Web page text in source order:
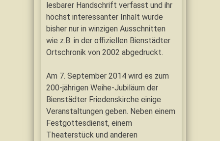
lesbarer Handschrift verfasst und ihr
höchst interessanter Inhalt wurde
bisher nur in winzigen Ausschnitten
wie z.B. in der offiziellen Bienstädter
Ortschronik von 2002 abgedruckt.
Am 7. September 2014 wird es zum
200-jährigen Weihe-Jubiläum der
Bienstädter Friedenskirche einige
Veranstaltungen geben. Neben einem
Festgottesdienst, einem
Theaterstück und anderen